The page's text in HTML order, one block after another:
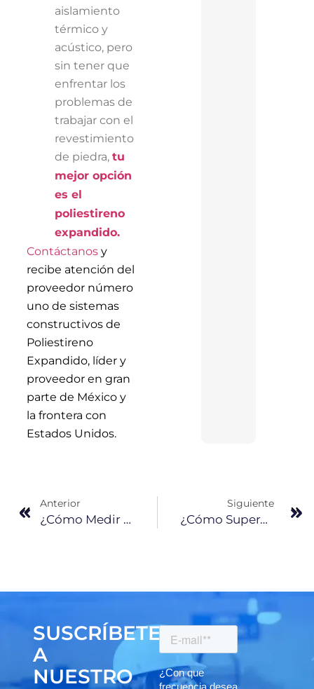
aislamiento
térmico y
acústico, pero
sin tener que
enfrentar los
problemas de
trabajar con el
revestimiento
de piedra, tu
mejor opción
es el
poliestireno
expandido.
Contáctanosy
recibe atención del
proveedor número
uno de sistemas
constructivos de
Poliestireno
Expandido, líder y
proveedor en gran
parte de México y
la frontera con
Estados Unidos.
Anterior
¿Cómo Medir El Rendimiento Térmico De Una Construcción?
Siguiente
¿Cómo Superar Los 4 Principales Desafíos De La Construcción 2023?
SUSCRÍBETE
A
NUESTRO